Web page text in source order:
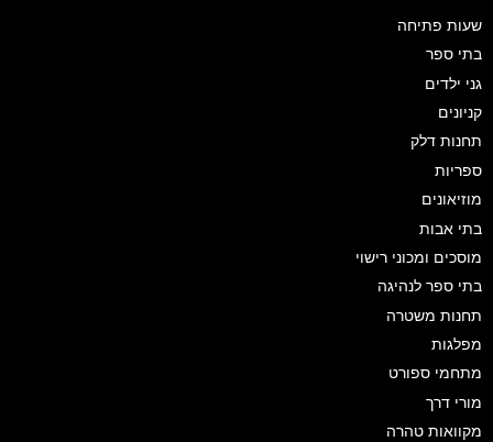
שעות פתיחה
בתי ספר
גני ילדים
קניונים
תחנות דלק
ספריות
מוזיאונים
בתי אבות
מוסכים ומכוני רישוי
בתי ספר לנהיגה
תחנות משטרה
מפלגות
מתחמי ספורט
מורי דרך
מקוואות טהרה